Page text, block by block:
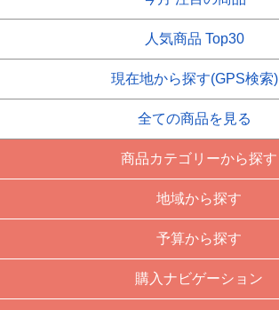
人気商品 Top30
現在地から探す(GPS検索)
全ての商品を見る
商品カテゴリーから探す
地域から探す
予算から探す
購入ナビゲーション